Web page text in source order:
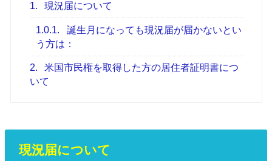
1. 現況届について
1.0.1.
誕生月になっても現況届が届かないとい
う方は：
2.
米国市民権を取得した方の居住者証明書につ
いて
現況届について